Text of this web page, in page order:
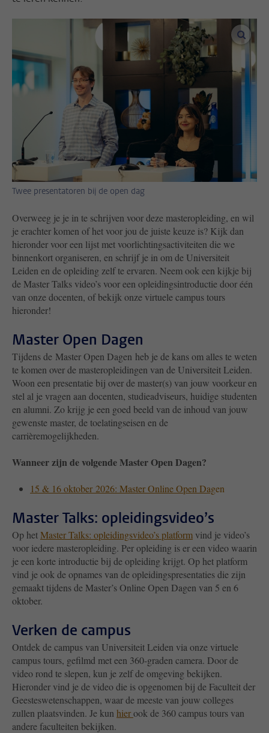
Twee presentatoren bij de open dag
Overweeg je je in te schrijven voor deze masteropleiding, en wil
je erachter komen of het voor jou de juiste keuze is? Kijk dan
hieronder voor een lijst met voorlichtingsactiviteiten die we
binnenkort organiseren, en schrijf je in om de Universiteit
Leiden en de opleiding zelf te ervaren. Neem ook een kijkje bij
de Master Talks video’s voor een opleidingsintroductie door één
van onze docenten, of bekijk onze virtuele campus tours
hieronder!
Master Open Dagen
Tijdens de Master Open Dagen heb je de kans om alles te weten
te komen over de masteropleidingen van de Universiteit Leiden.
Woon een presentatie bij over de master(s) van jouw voorkeur en
stel al je vragen aan docenten, studieadviseurs, huidige studenten
en alumni. Zo krijg je een goed beeld van de inhoud van jouw
gewenste master, de toelatingseisen en de
carrièremogelijkheden.
Wanneer zijn de volgende Master Open Dagen?
15 & 16 oktober 2026: Master Online Open Dagen
Master Talks: opleidingsvideo’s
Op hetMaster Talks: opleidingsvideo’s platform vind je video’s
voor iedere masteropleiding. Per opleiding is er een video waarin
je een korte introductie bij de opleiding krijgt. Op het platform
vind je ook de opnames van de opleidingspresentaties die zijn
gemaakt tijdens de Master’s Online Open Dagen van 5 en 6
oktober.
Verken de campus
Ontdek de campus van Universiteit Leiden via onze virtuele
campus tours, gefilmd met een 360-graden camera. Door de
video rond te slepen, kun je zelf de omgeving bekijken.
Hieronder vind je de video die is opgenomen bij de Faculteit der
Geesteswetenschappen, waar de meeste van jouw colleges
zullen plaatsvinden. Je kun hierook de 360 campus tours van
andere faculteiten bekijken.